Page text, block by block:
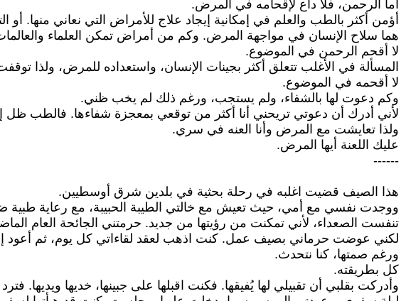
أما الرحمن، فلا داع لإقحامه في المرض.
أؤمن أكثر بالطب والعلم في إمكانية إيجاد علاج للأمراض التي نعاني منها. أو
هما سلاح الإنسان في مواجهة المرض. وكم من أمراض تمكن العلماء
لا أقحم الرحمن في الموضوع.
المسألة في الأغلب تتعلق أكثر بجينات الإنسان، واستعداده للمرض، ولذا
لا أقحمه في الموضوع.
وكم دعوت لها بالشفاء، ولم يستجب، ورغم ذلك لم يخب ظني.
لأني أدرك أن دعوتي تريحني أنا أكثر من توقعي بمعجزة شفاءها. فالطب ظل
ولذا تعايشت مع المرض وأنا العنه في سري.
عليك اللعنة أيها المرض.
------
هذا الصيف قضيت اغلبه في رحلة بحثية في بلدين شرق أوسطيين.
ووجدت نفسي مع أمي، حيث تعيش مع خالتي الطيبة الحبيبة، مع رعاية طبية
تنفست الصعداء، لأني تمكنت من رؤيتها من جديد. حرمتني الجائحة العام
لكني عوضت حرماني بصيف عمل. كنت اذهب لعقد لقاءاتي كل يوم، ثم أعود
ورغم صمتها، كنا نتحدث.
كل بطريقته.
وأدركت بقلبي أن تقبيلي لها يُفيقها. فكنت اقبلها على جبينها، خديها ويديها.